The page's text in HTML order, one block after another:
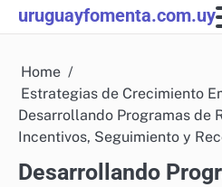
Skip
to
uruguayfomenta.com.uy
Home
Estrategias de Crecimiento
Desarrollando Programas de
Incentivos, Seguimiento y
Desarrollando